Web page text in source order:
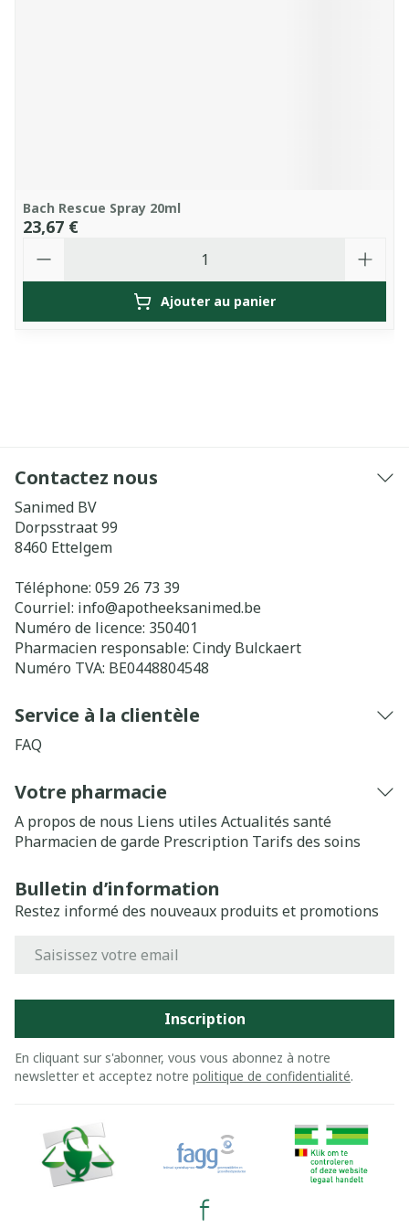
Bach Rescue Spray 20ml
23,67 €
Ajouter au panier
Contactez nous
Sanimed BV
Dorpsstraat 99
8460 Ettelgem
Téléphone: 059 26 73 39
Courriel: info@apotheeksanimed.be
Numéro de licence: 350401
Pharmacien responsable: Cindy Bulckaert
Numéro TVA: BE0448804548
Service à la clientèle
FAQ
Votre pharmacie
A propos de nous Liens utiles Actualités santé
Pharmacien de garde Prescription Tarifs des soins
Bulletin d’information
Restez informé des nouveaux produits et promotions
Inscription
En cliquant sur s'abonner, vous vous abonnez à notre
newsletter et acceptez notre politique de confidentialité.